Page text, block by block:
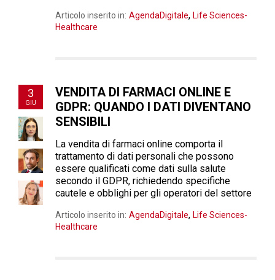
Articolo inserito in: AgendaDigitale, Life Sciences-
Healthcare
3
GIU
VENDITA DI FARMACI ONLINE E
GDPR: QUANDO I DATI DIVENTANO
SENSIBILI
La vendita di farmaci online comporta il
trattamento di dati personali che possono
essere qualificati come dati sulla salute
secondo il GDPR, richiedendo specifiche
cautele e obblighi per gli operatori del settore
Articolo inserito in: AgendaDigitale, Life Sciences-
Healthcare